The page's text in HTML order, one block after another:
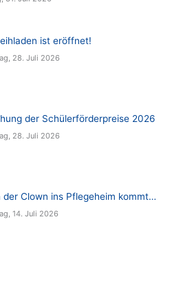
ist eröffnet!
28. Juli 2026
der Schülerförderpreise 2026
28. Juli 2026
der Clown ins Pflegeheim kommt…
14. Juli 2026